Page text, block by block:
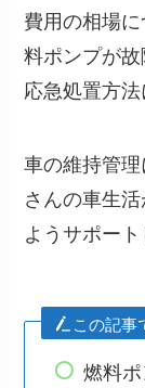
費用の相場
料ポンプが
応急処置方法
車の維持管
さんの車生
ようサポート
この記事
燃料